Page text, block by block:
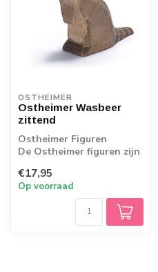
OSTHEIMER
Ostheimer Wasbeer
zittend
Ostheimer Figuren
De Ostheimer figuren zijn
handwerk, het ...
€17,95
Op voorraad